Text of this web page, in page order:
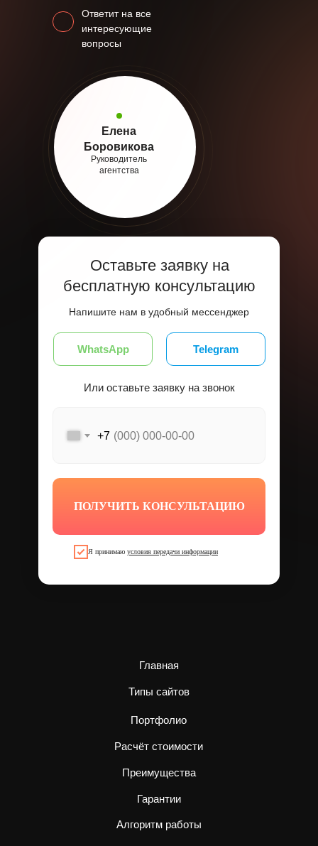
Ответит на все
интересующие
вопросы
Оставьте заявку на
бесплатную консультацию
Напишите нам в удобный мессенджер
Telegram
Или оставьте заявку на звонок
WhatsApp
Я принимаю условия передачи информации
Елена
Боровикова
Руководитель
агентства
+7
ПОЛУЧИТЬ КОНСУЛЬТАЦИЮ
Типы сайтов
Портфолио
Расчёт стоимости
Преимущества
Гарантии
Главная
Алгоритм работы